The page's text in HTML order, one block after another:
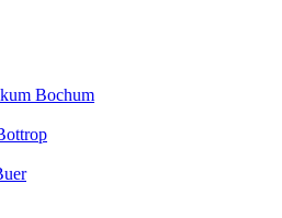
Bochum